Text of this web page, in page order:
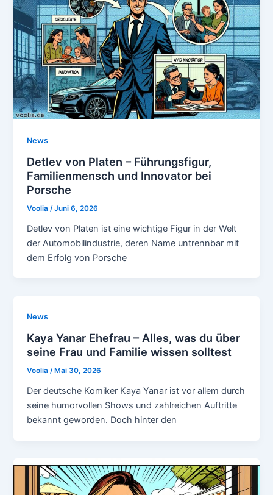
News
Detlev von Platen – Führungsfigur,
Familienmensch und Innovator bei
Porsche
Voolia /Juni 6, 2026
Detlev von Platen ist eine wichtige Figur in der Welt
der Automobilindustrie, deren Name untrennbar mit
dem Erfolg von Porsche
News
Kaya Yanar Ehefrau – Alles, was du über
seine Frau und Familie wissen solltest
Voolia/ Mai 30, 2026
Der deutsche Komiker Kaya Yanar ist vor allem durch
seine humorvollen Shows und zahlreichen Auftritte
bekannt geworden. Doch hinter den